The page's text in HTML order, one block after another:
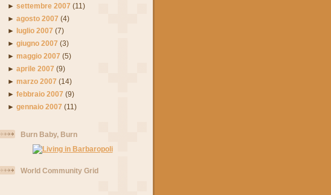
►settembre 2007 (11)
►agosto 2007 (4)
►
luglio 2007 (7)
►giugno 2007 (3)
►maggio 2007 (5)
►aprile 2007 (9)
►marzo 2007 (14)
►febbraio 2007 (9)
►gennaio 2007 (11)
Burn Baby, Burn
World Community Grid